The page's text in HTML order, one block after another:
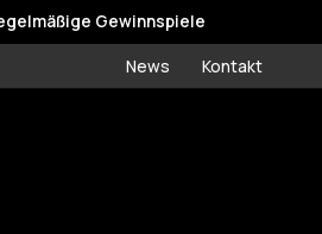
Gewinnspiele
News Kontakt